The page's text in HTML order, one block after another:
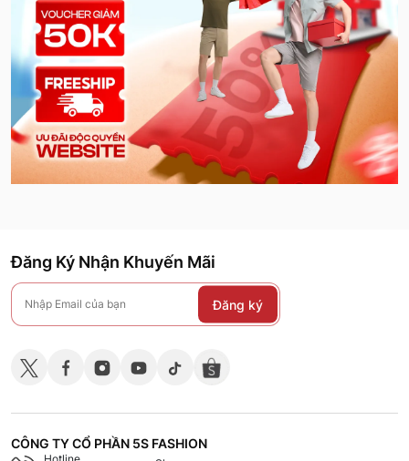
Đăng Ký Nhận Khuyến Mãi
Đăng ký
CÔNG TY CỔ PHẦN 5S FASHION